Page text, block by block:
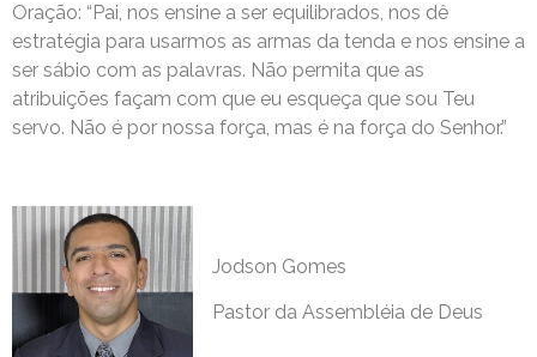
Oração: “Pai, nos ensine a ser equilibrados, nos dê
estratégia para usarmos as armas da tenda e nos ensine a
ser sábio com as palavras. Não permita que as
atribuições façam com que eu esqueça que sou Teu
servo. Não é por nossa força, mas é na força do Senhor.”
Jodson Gomes
Pastor da Assembléia de Deus